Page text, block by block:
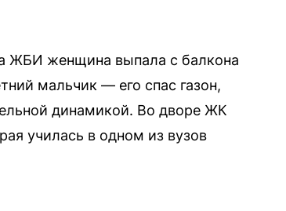
ЖБИ женщина выпала с балкона
мальчик — его спас газон,
динамикой. Во дворе ЖК
училась в одном из вузов